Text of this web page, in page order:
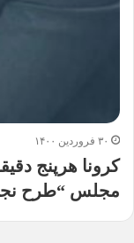
۳۰ فروردین ۱۴۰۰
کرونا هرپنج
مجلس “طرح